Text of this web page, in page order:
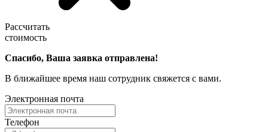
Рассчитать
стоимость
Спасибо, Ваша заявка отправлена!
В ближайшее время наш сотрудник свяжется с вами.
Электронная почта
Телефон